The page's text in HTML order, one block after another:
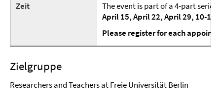
Zeit
The event is part of a 4-part
April 15, April 22, April 29, 10-
Please register for each
Zielgruppe
Researchers and Teachers at Freie Universität Berlin